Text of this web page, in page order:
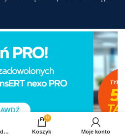
Ulubione produkty
0
Koszyk Moje konto